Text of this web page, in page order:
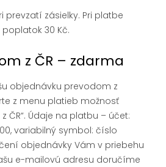
zásielky. Pri platbe
30 Kč.
z ČR – zdarma
objednávku prevodom z
z menu platieb možnosť
ČR“. Údaje na platbu – účet:
variabilný symbol: číslo
objednávky Vám v priebehu
e-mailovú adresu doručíme